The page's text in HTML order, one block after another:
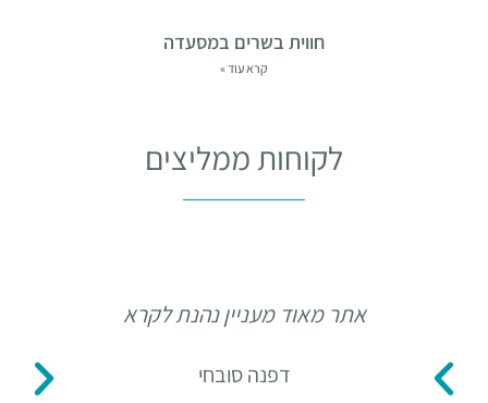
חווית בשרים במסעדה
קרא עוד »
לקוחות ממליצים
אתר מאוד מעניין נהנת לקרא
דפנה סובחי